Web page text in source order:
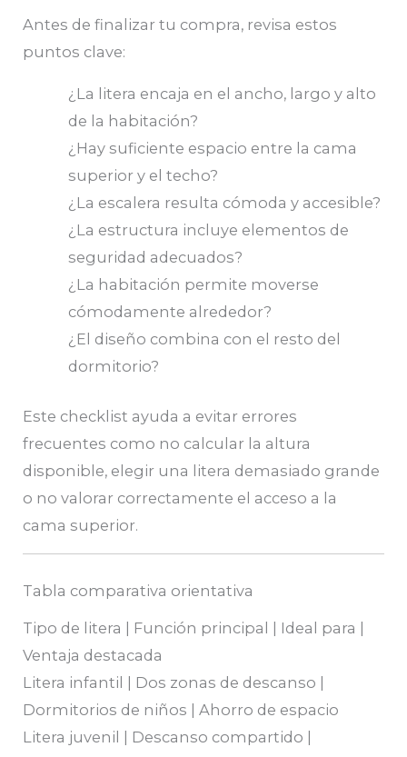
Antes de finalizar tu compra, revisa estos
puntos clave:
¿La litera encaja en el ancho, largo y alto
de la habitación?
¿Hay suficiente espacio entre la cama
superior y el techo?
¿La escalera resulta cómoda y accesible?
¿La estructura incluye elementos de
seguridad adecuados?
¿La habitación permite moverse
cómodamente alrededor?
¿El diseño combina con el resto del
dormitorio?
Este checklist ayuda a evitar errores
frecuentes como no calcular la altura
disponible, elegir una litera demasiado grande
o no valorar correctamente el acceso a la
cama superior.
Tabla comparativa orientativa
Tipo de litera | Función principal | Ideal para |
Ventaja destacada
Litera infantil | Dos zonas de descanso |
Dormitorios de niños | Ahorro de espacio
Litera juvenil | Descanso compartido |